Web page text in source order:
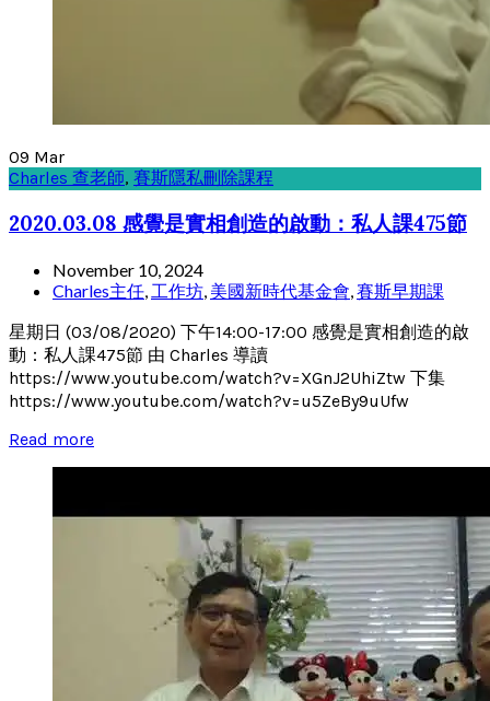
09 Mar
Charles 查老師, 賽斯隱私刪除課程
2020.03.08 感覺是實相創造的啟動：私人課475節
November 10, 2024
Charles主任, 工作坊, 美國新時代基金會,賽斯早期課
星期日 (03/08/2020) 下午14:00-17:00 感覺是實相創造的啟
動：私人課475節 由 Charles 導讀
https://www.youtube.com/watch?v=XGnJ2UhiZtw 下集
https://www.youtube.com/watch?v=u5ZeBy9uUfw
Read more